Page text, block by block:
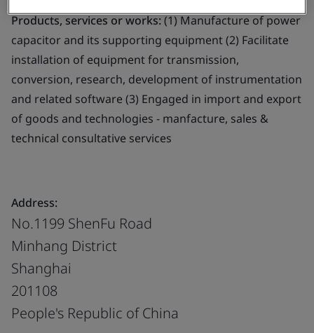
Products, services or works:(1) Manufacture of power
capacitor and its supporting equipment (2) Facilitate
installation of equipment for transmission,
conversion, research, development of instrumentation
and related software (3) Engaged in import and export
of goods and technologies - manfacture, sales &
technical consultative services
Address:
No.1199 ShenFu Road
Minhang District
Shanghai
201108
People's Republic of China